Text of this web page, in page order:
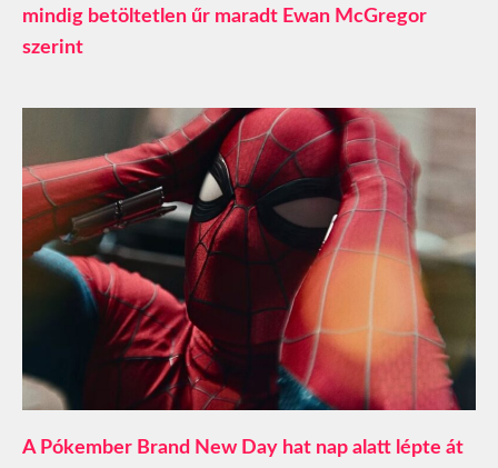
mindig betöltetlen űr maradt Ewan McGregor
szerint
A Pókember Brand New Day hat nap alatt lépte át